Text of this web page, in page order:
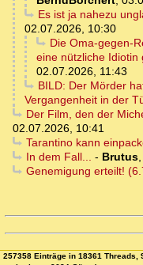
Es ist ja nahezu
02.07.2026, 10:30
Die Oma-gegen-
eine nützliche Idiotin
02.07.2026, 11:43
BILD: Der Mörder
Vergangenheit in der
Der Film, den der
02.07.2026, 10:41
Tarantino kann
In dem Fall... - Brutus,
Genemigung erteilt!
257358 Einträge in 18361 Threads,